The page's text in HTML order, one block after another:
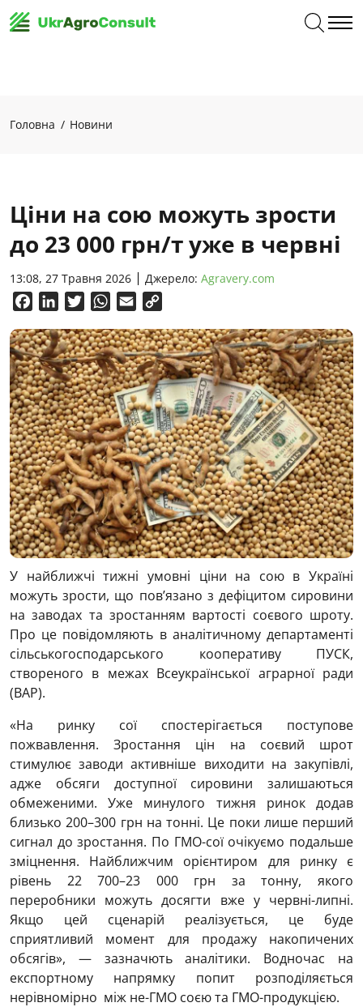
Головна Новини
Ціни на сою можуть зрости
до 23 000 грн/т уже в червні
13:08, 27 Травня 2026 Джерело: Agravery.com
FacebookLinkedInTwitterWhatsApp
Email
У найближчі тижні умовні ціни на сою в Україні
можуть зрости, що пов’язано з дефіцитом сировини
на заводах та зростанням вартості соєвого шроту.
Про це повідомляють в аналітичному департаменті
сільськогосподарського кооперативу ПУСК,
створеного в межах Всеукраїнської аграрної ради
(ВАР).
«На ринку сої спостерігається поступове
пожвавлення. Зростання цін на соєвий шрот
стимулює заводи активніше виходити на закупівлі,
адже обсяги доступної сировини залишаються
обмеженими. Уже минулого тижня ринок додав
близько 200–300 грн на тонні. Це поки лише перший
сигнал до зростання. По ГМО-сої очікуємо подальше
зміцнення. Найближчим орієнтиром для ринку є
рівень 22 700–23 000 грн за тонну, якого
переробники можуть досягти вже у червні-липні.
Якщо цей сценарій реалізується, це буде
сприятливий момент для продажу накопичених
обсягів», — зазначють аналітики. Водночас на
експортному напрямку попит розподіляється
нерівномірно між не-ГМО соєю та ГМО-продукцією.